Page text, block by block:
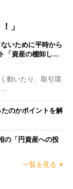
」
いために平時から
「資産の棚卸し…
動いたり、取引環
のかポイントを解
の「円資産への投
一覧を見る